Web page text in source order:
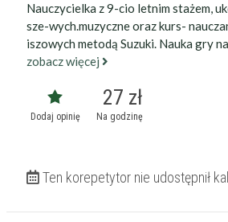
Nauczycielka z 9-cio letnim stażem,
sze-wych.muzyczne oraz kurs-
iszowych metodą Suzuki. Nauka gry
zobacz więcej
Dodaj opinię
27 zł
Na godzinę
Ten korepetytor nie udostępnił